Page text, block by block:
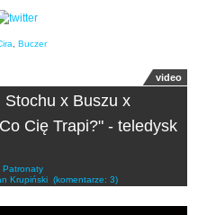
Buczer
video
x Buszu x
Cię Trapi?" - teledysk
Patronaty
Krupiński (komentarze: 3)